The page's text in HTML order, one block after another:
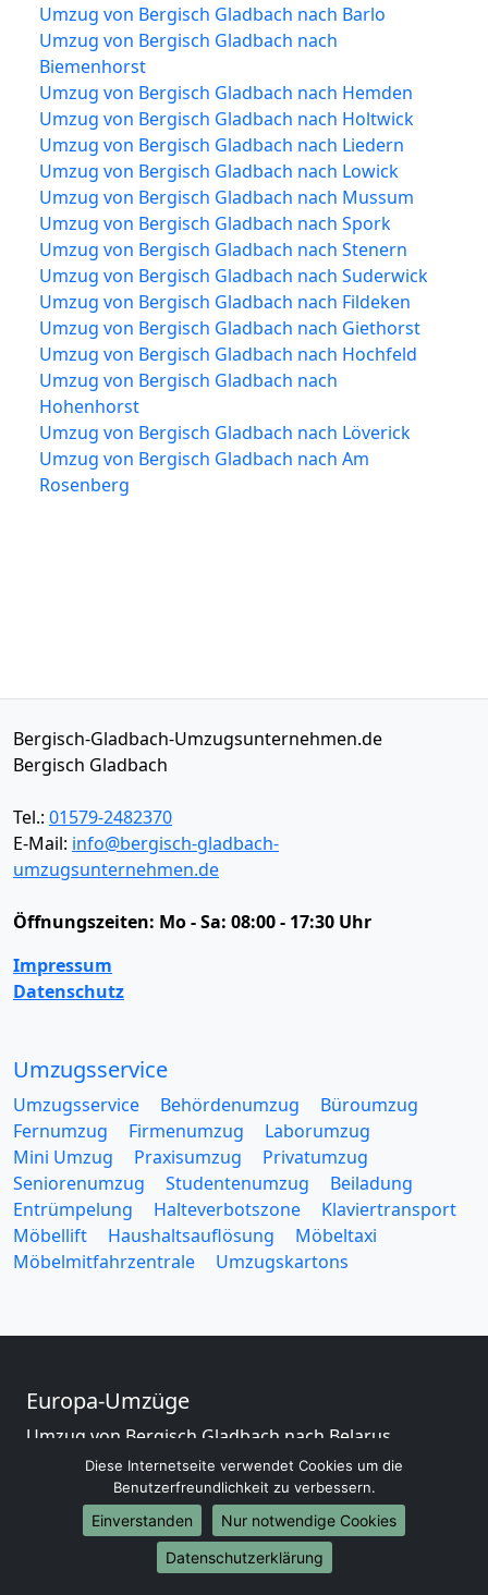
Umzug von Bergisch Gladbach nach Barlo
Umzug von Bergisch Gladbach nach
Biemenhorst
Umzug von Bergisch Gladbach nach Hemden
Umzug von Bergisch Gladbach nach Holtwick
Umzug von Bergisch Gladbach nach Liedern
Umzug von Bergisch Gladbach nach Lowick
Umzug von Bergisch Gladbach nach Mussum
Umzug von Bergisch Gladbach nach Spork
Umzug von Bergisch Gladbach nach Stenern
Umzug von Bergisch Gladbach nach Suderwick
Umzug von Bergisch Gladbach nach Fildeken
Umzug von Bergisch Gladbach nach Giethorst
Umzug von Bergisch Gladbach nach Hochfeld
Umzug von Bergisch Gladbach nach
Hohenhorst
Umzug von Bergisch Gladbach nach Löverick
Umzug von Bergisch Gladbach nach Am
Rosenberg
Bergisch-Gladbach-Umzugsunternehmen.de
Bergisch Gladbach
Tel.: 01579-2482370
E-Mail: info@bergisch-gladbach-
umzugsunternehmen.de
Öffnungszeiten: Mo - Sa: 08:00 - 17:30 Uhr
Impressum
Datenschutz
Umzugsservice
Umzugsservice Behördenumzug
Büroumzug
Fernumzug
Firmenumzug
Laborumzug
Mini Umzug
Praxisumzug
Privatumzug
Seniorenumzug
Studentenumzug
Beiladung
Entrümpelung
Halteverbotszone
Klaviertransport
Möbellift
Haushaltsauflösung
Möbeltaxi
Möbelmitfahrzentrale
Umzugskartons
Europa-Umzüge
Umzug von Bergisch Gladbach nach Belarus
Umzug von Bergisch Gladbach nach Belgien
Umzug von Bergisch Gladbach nach Bulgarien
Umzug von Bergisch Gladbach nach Dänemark
Umzug von Bergisch Gladbach nach England
Umzug von Bergisch Gladbach nach Portugal
Diese Internetseite verwendet Cookies um die
Benutzerfreundlichkeit zu verbessern.
Einverstanden
Nur notwendige Cookies
Datenschutzerklärung